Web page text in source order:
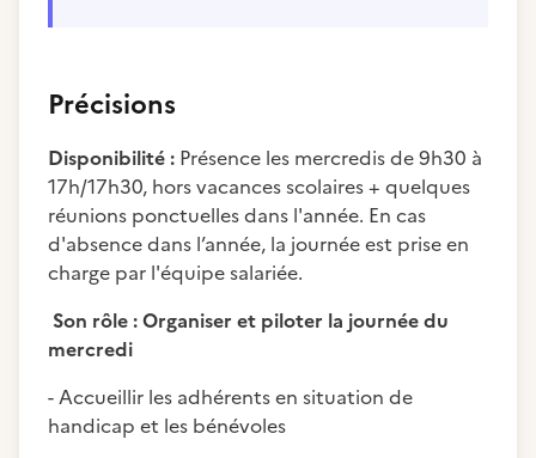
Précisions
Disponibilité : Présence les mercredis de 9h30 à
17h/17h30, hors vacances scolaires + quelques
réunions ponctuelles dans l'année. En cas
d'absence dans l’année, la journée est prise en
charge par l'équipe salariée.
Son rôle : Organiser et piloter la journée du
mercredi
- Accueillir les adhérents en situation de
handicap et les bénévoles